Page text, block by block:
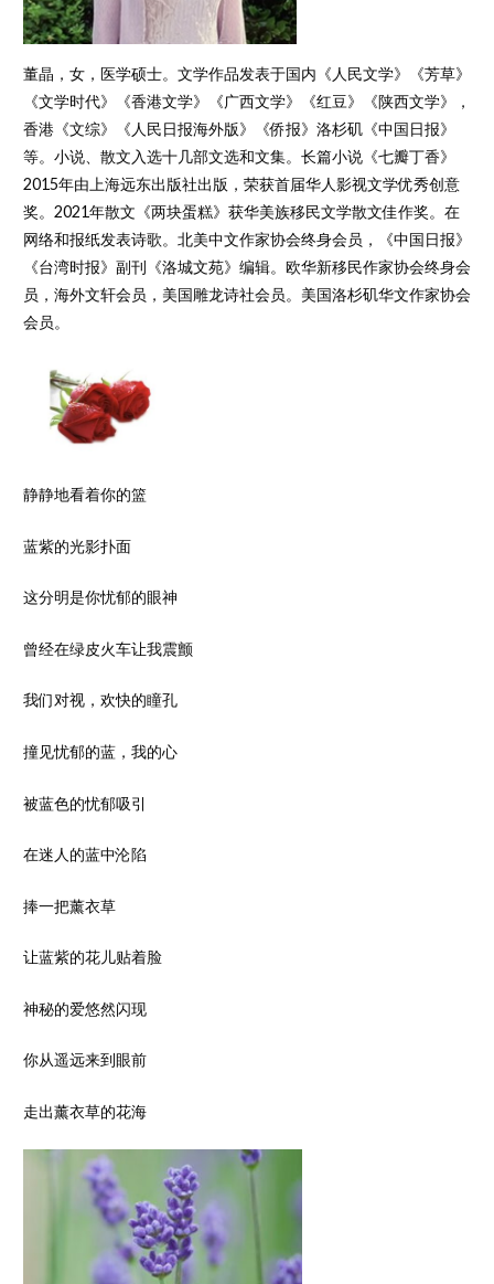
董晶，女，医学硕士。文学作品发表于国内《人民文学》《芳草》
《文学时代》《香港文学》《广西文学》《红豆》《陕西文学》，
香港《文综》《人民日报海外版》《侨报》洛杉矶《中国日报》
等。小说、散文入选十几部文选和文集。长篇小说《七瓣丁香》
2015年由上海远东出版社出版，荣获首届华人影视文学优秀创意
奖。2021年散文《两块蛋糕》获华美族移民文学散文佳作奖。在
网络和报纸发表诗歌。北美中文作家协会终身会员，《中国日报》
《台湾时报》副刊《洛城文苑》编辑。欧华新移民作家协会终身会
员，海外文轩会员，美国雕龙诗社会员。美国洛杉矶华文作家协会
会员。
静静地看着你的篮
蓝紫的光影扑面
这分明是你忧郁的眼神
曾经在绿皮火车让我震颤
我们对视，欢快的瞳孔
撞见忧郁的蓝，我的心
被蓝色的忧郁吸引
在迷人的蓝中沦陷
捧一把薰衣草
让蓝紫的花儿贴着脸
神秘的爱悠然闪现
你从遥远来到眼前
走出薰衣草的花海